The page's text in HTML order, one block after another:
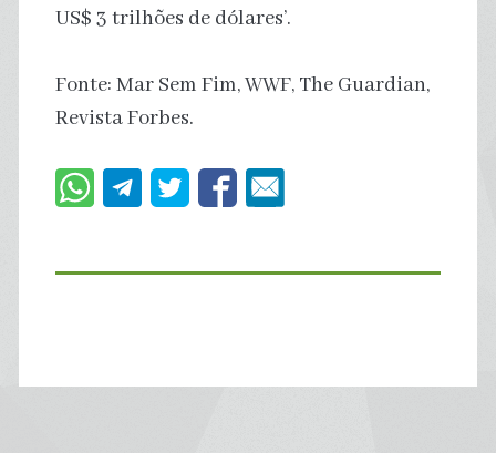
US$ 3 trilhões de dólares’.
Fonte: Mar Sem Fim, WWF, The Guardian,
Revista Forbes.